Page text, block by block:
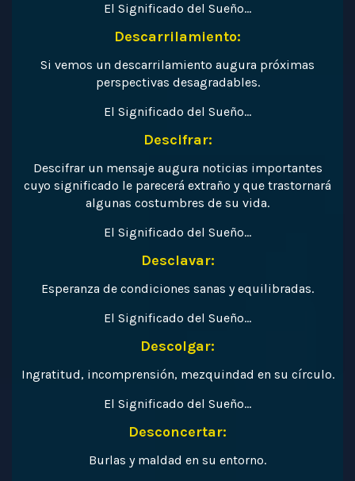
El Significado del Sueño…
Descarrilamiento:
Si vemos un descarrilamiento augura próximas
perspectivas desagradables.
El Significado del Sueño…
Descifrar:
Descifrar un mensaje augura noticias importantes
cuyo significado le parecerá extraño y que trastornará
algunas costumbres de su vida.
El Significado del Sueño…
Desclavar:
Esperanza de condiciones sanas y equilibradas.
El Significado del Sueño…
Descolgar:
Ingratitud, incomprensión, mezquindad en su círculo.
El Significado del Sueño…
Desconcertar:
Burlas y maldad en su entorno.